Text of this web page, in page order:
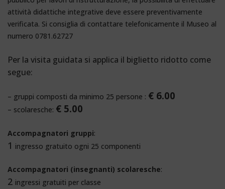
attività didattiche integrative deve essere preventivamente
verificata. Si consiglia di contattare telefonicamente il Museo al
numero 0781.62727
Per la visita guidata si applica il biglietto ridotto come
segue:
– gruppi composti da minimo 25 persone : € 6.00
– scolaresche: € 5.00
Accompagnatori gruppi:
1 ingresso gratuito ogni 25 componenti
Accompagnatori (insegnanti) scolaresche:
2 ingressi gratuiti per classe